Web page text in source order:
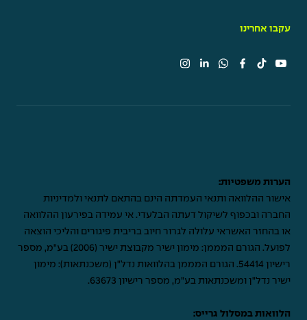
עקבו אחרינו
הערות משפטיות:
אישור ההלוואה ותנאי העמדתה הינם בהתאם לתנאי ולמדיניות
החברה ובכפוף לשיקול דעתה הבלעדי. אי עמידה בפירעון ההלוואה
או בהחזר האשראי עלולה לגרור חיוב בריבית פיגורים והליכי הוצאה
לפועל. הגורם המממן: מימון ישיר מקבוצת ישיר (2006) בע"מ, מספר
רישיון 54414. הגורם המממן בהלוואות נדל"ן (משכנתאות): מימון
ישיר נדל"ן ומשכנתאות בע"מ, מספר רישיון 63673.
הלוואות במסלול גרייס: